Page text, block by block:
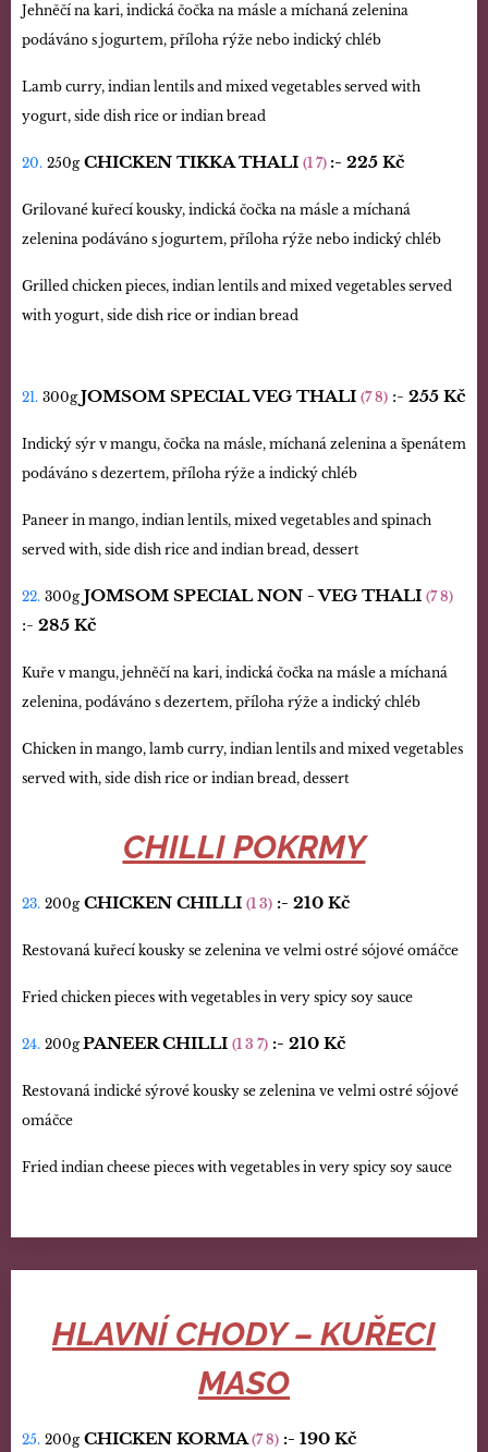
Jehněčí na kari, indická čočka na másle a míchaná zelenina
podáváno s jogurtem, příloha rýže nebo indický chléb
Lamb curry, indian lentils and mixed vegetables served with
yogurt, side dish rice or indian bread
20. 250gCHICKEN TIKKA THALI (1 7) :- 225 Kč
Grilované kuřecí kousky, indická čočka na másle a míchaná
zelenina podáváno s jogurtem, příloha rýže nebo indický chléb
Grilled chicken pieces, indian lentils and mixed vegetables served
with yogurt, side dish rice or indian bread
21. 300gJOMSOM SPECIAL VEG THALI (7 8) :- 255 Kč
Indický sýr v mangu, čočka na másle, míchaná zelenina a špenátem
podáváno s dezertem, příloha rýže a indický chléb
Paneer in mango, indian lentils, mixed vegetables and spinach
served with, side dish rice and indian bread, dessert
22. 300g JOMSOM SPECIAL NON - VEG THALI (7 8)
:- 285 Kč
Kuře v mangu, jehněčí na kari, indická čočka na másle a míchaná
zelenina, podáváno s dezertem, příloha rýže a indický chléb
Chicken in mango, lamb curry, indian lentils and mixed vegetables
served with, side dish rice or indian bread, dessert
CHILLI POKRMY
23. 200g CHICKEN CHILLI (1 3) :- 210 Kč
Restovaná kuřecí kousky se zelenina ve velmi ostré sójové omáčce
Fried chicken pieces with vegetables in very spicy soy sauce
24. 200gPANEER CHILLI (1 3 7) :- 210 Kč
Restovaná indické sýrové kousky se zelenina ve velmi ostré sójové
omáčce
Fried indian cheese pieces with vegetables in very spicy soy sauce
HLAVNÍ CHODY – KUŘECI
MASO
25. 200g CHICKEN KORMA(7 8) :- 190 Kč